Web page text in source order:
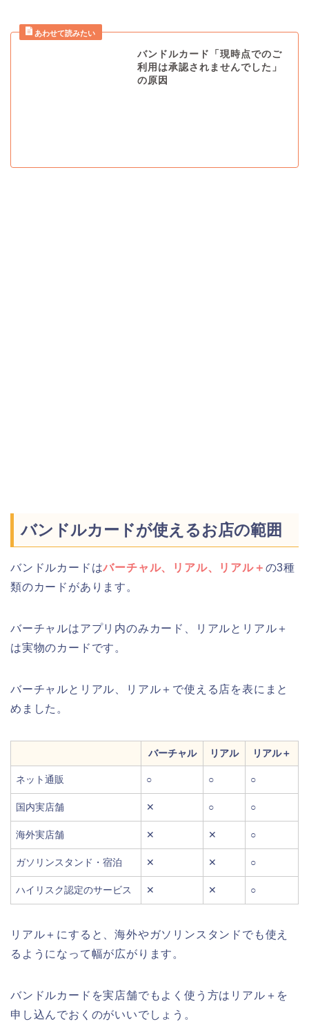
バンドルカード「現時点でのご
利用は承認されませんでした」
の原因
バンドルカードが使えるお店の範囲
バンドルカードはバーチャル、リアル、リアル＋ の3種
類のカードがあります。
バーチャルはアプリ内のみカード、リアルとリアル＋
は実物のカードです。
バーチャルとリアル、リアル＋で使える店を表にまと
めました。
バーチャル リアル リアル＋
ネット通販 ○ ○ ○
国内実店舗 ✕ ○ ○
海外実店舗 ✕ ✕ ○
ガソリンスタンド・宿泊 ✕ ✕ ○
ハイリスク認定のサービス ✕ ✕ ○
リアル＋にすると、海外やガソリンスタンドでも使え
るようになって幅が広がります。
バンドルカードを実店舗でもよく使う方はリアル＋を
申し込んでおくのがいいでしょう。